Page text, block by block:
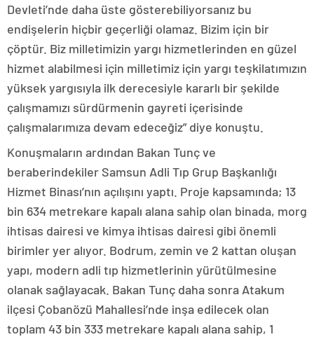
Devleti’nde daha üste gösterebiliyorsanız bu
endişelerin hiçbir geçerliği olamaz. Bizim için bir
çöptür. Biz milletimizin yargı hizmetlerinden en güzel
hizmet alabilmesi için milletimiz için yargı teşkilatımızın
yüksek yargısıyla ilk derecesiyle kararlı bir şekilde
çalışmamızı sürdürmenin gayreti içerisinde
çalışmalarımıza devam edeceğiz” diye konuştu.
Konuşmaların ardından Bakan Tunç ve
beraberindekiler Samsun Adli Tıp Grup Başkanlığı
Hizmet Binası’nın açılışını yaptı. Proje kapsamında; 13
bin 634 metrekare kapalı alana sahip olan binada, morg
ihtisas dairesi ve kimya ihtisas dairesi gibi önemli
birimler yer alıyor. Bodrum, zemin ve 2 kattan oluşan
yapı, modern adli tıp hizmetlerinin yürütülmesine
olanak sağlayacak. Bakan Tunç daha sonra Atakum
ilçesi Çobanözü Mahallesi’nde inşa edilecek olan
toplam 43 bin 333 metrekare kapalı alana sahip, 1